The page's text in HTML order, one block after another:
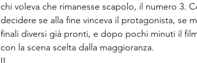
chi voleva che rimanesse scapolo, il numero 3.
decidere se alla fine vinceva il protagonista, se
finali diversi già pronti, e dopo pochi minuti il
con la scena scelta dalla maggioranza.
II.